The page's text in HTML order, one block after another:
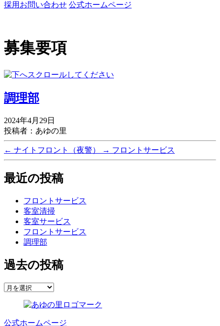
採用お問い合わせ 公式ホームページ
募集要項
調理部
2024年4月29日
投稿者：あゆの里
← ナイトフロント（夜警） → フロントサービス
最近の投稿
フロントサービス
客室清掃
客室サービス
フロントサービス
調理部
過去の投稿
公式ホームページ